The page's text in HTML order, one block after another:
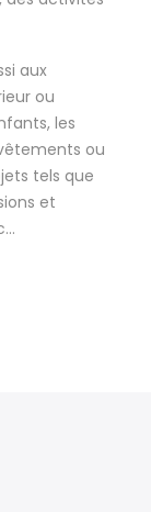
aux
ou
les
ou
tels que
et